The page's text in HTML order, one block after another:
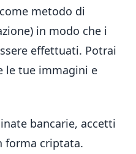
metodo di
in modo che i
effettuati. Potrai
le tue immagini e
bancarie, accetti
forma criptata.